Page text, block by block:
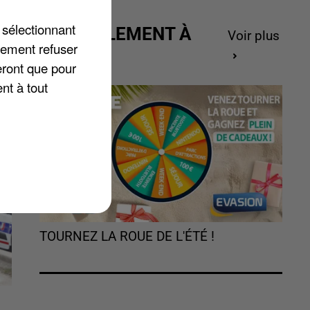
ACTUELLEMENT À
GAGNER
Voir plus
TOURNEZ LA ROUE DE L'ÉTÉ !
refuser
que pour
à tout